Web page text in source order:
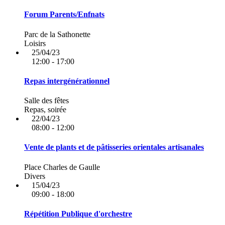
Forum Parents/Enfnats
Parc de la Sathonette
Loisirs
25/04/23
12:00 - 17:00
Repas intergénérationnel
Salle des fêtes
Repas, soirée
22/04/23
08:00 - 12:00
Vente de plants et de pâtisseries orientales artisanales
Place Charles de Gaulle
Divers
15/04/23
09:00 - 18:00
Répétition Publique d'orchestre